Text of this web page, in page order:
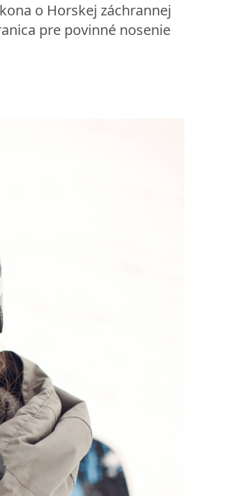
o Horskej záchrannej
pre povinné nosenie